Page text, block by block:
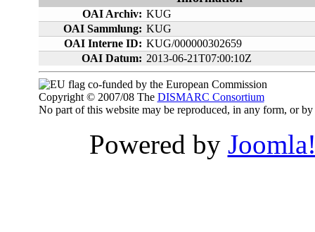
OAI Archiv: KUG
OAI Sammlung: KUG
OAI Interne ID: KUG/000000302659
OAI Datum: 2013-06-21T07:00:10Z
co-funded by the European Commission
Copyright © 2007/08 The DISMARC Consortium
No part of this website may be reproduced, in any form, or
Powered by